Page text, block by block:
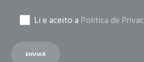
Li e aceito a Politica de